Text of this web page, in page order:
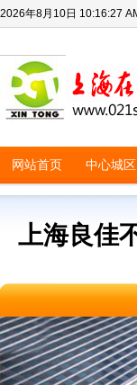
2026年8月10日 10:16:27
网站首页 中心城区
上海良佳